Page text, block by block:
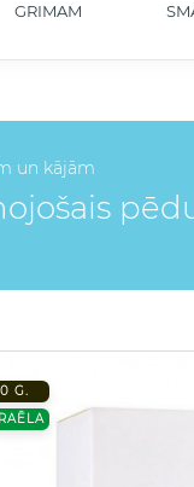
GRIMAM
un kājām
G.